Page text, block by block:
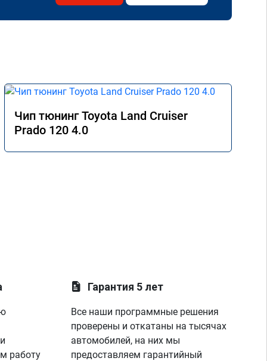
Чип тюнинг Toyota Land Cruiser
Prado 120 4.0
работу
Гарантия 5 лет
Все наши программные решения
проверены и откатаны на тысячах
автомобилей, на них мы
предоставляем гарантийный